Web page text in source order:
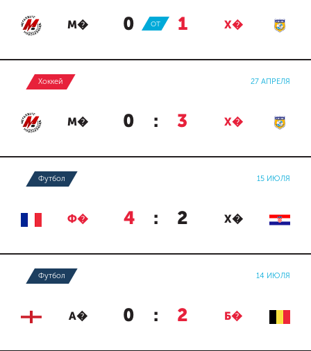
М� 0 : 1 Х�
ОТ
Хоккей 27 АПРЕЛЯ
М� 0 : 3 Х�
Футбол 15 ИЮЛЯ
Ф� 4 : 2 Х�
Футбол 14 ИЮЛЯ
А� 0 : 2 Б�